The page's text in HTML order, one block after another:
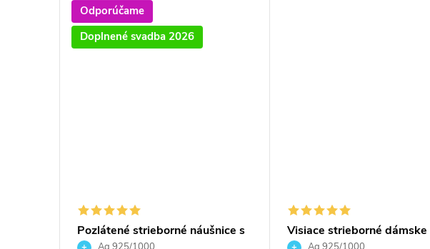
Odporúčame
Doplnené svadba 2026
Pozlátené strieborné náušnice s
Visiace strieborné dámske